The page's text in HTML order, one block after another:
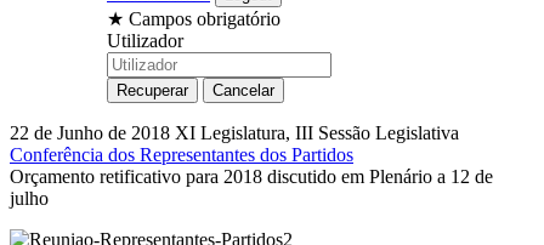
★ Campos obrigatório
Utilizador
22 de Junho de 2018 XI Legislatura, III Sessão Legislativa
Conferência dos Representantes dos Partidos
Orçamento retificativo para 2018 discutido em Plenário a 12 de
julho